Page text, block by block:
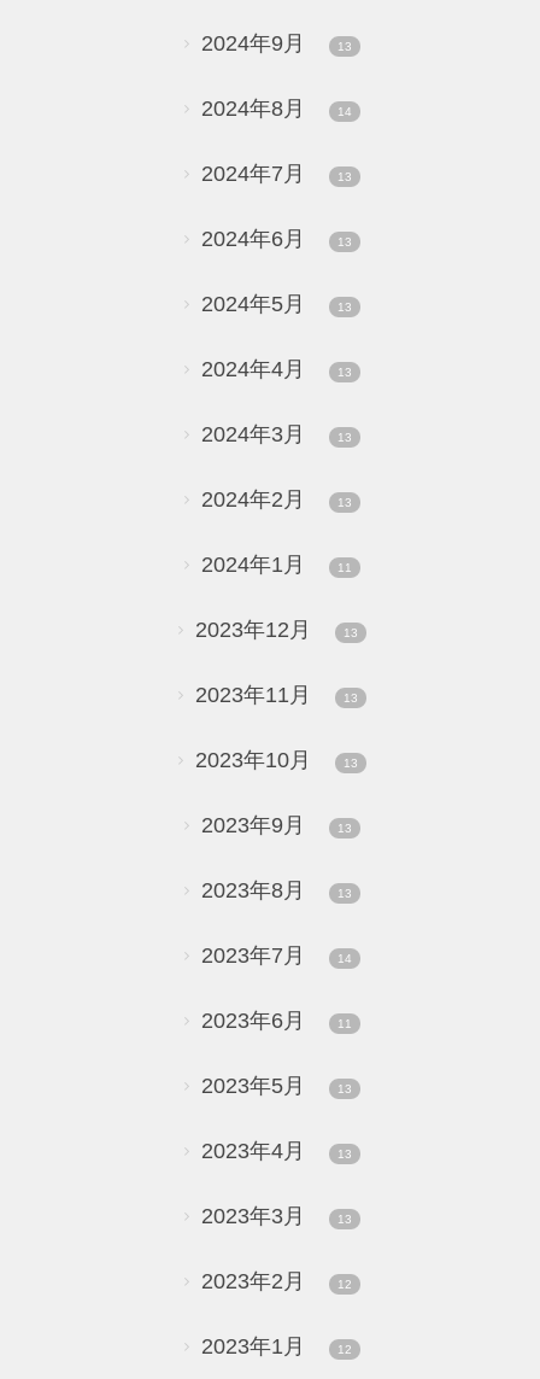
2024年9月 13
2024年8月 14
2024年7月 13
2024年6月 13
2024年5月 13
2024年4月 13
2024年3月 13
2024年2月 13
2024年1月 11
2023年12月 13
2023年11月 13
2023年10月 13
2023年9月 13
2023年8月 13
2023年7月 14
2023年6月 11
2023年5月 13
2023年4月 13
2023年3月 13
2023年2月 12
2023年1月 12